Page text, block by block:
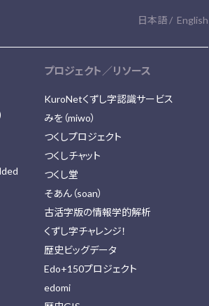
日本語 English
プロジェクト／リソース
KuroNetくずし字認識サービス
みを（miwo）
つくしプロジェクト
つくしチャット
つくし堂
そあん（soan）
古活字版の情報学的解析
くずし字チャレンジ！
歴史ビッグデータ
Edo+150プロジェクト
edomi